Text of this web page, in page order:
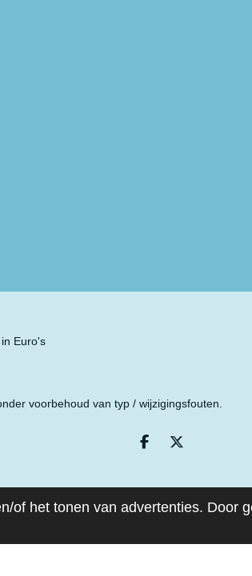
of het tonen van advertenties. Door
Euro's
voorbehoud van typ / wijzigingsfouten.
D
e
n
D
l